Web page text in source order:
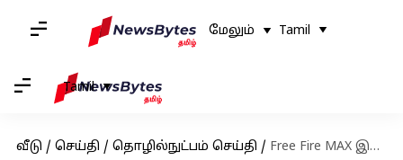
மேலும் Tamil
Tamil
வீடு / செய்தி / தொழில்நுட்பம் செய்தி / Free Fire MAX இலவச குறியீடுகள்: நவம்பர் 6-க்கான குறியீடுகள் பெறுவதற்கான வழிமுறைகள்